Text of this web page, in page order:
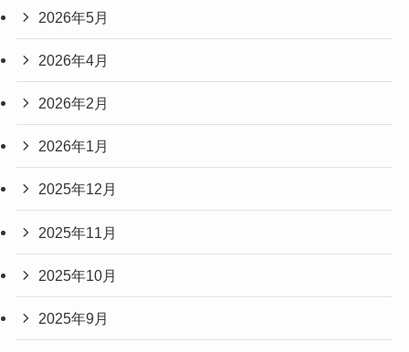
2026年5月
2026年4月
2026年2月
2026年1月
2025年12月
2025年11月
2025年10月
2025年9月